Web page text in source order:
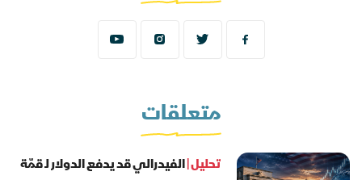
متعلقات
تحليل |الفيدرالي قد يدفع الدولار لـ قمّة